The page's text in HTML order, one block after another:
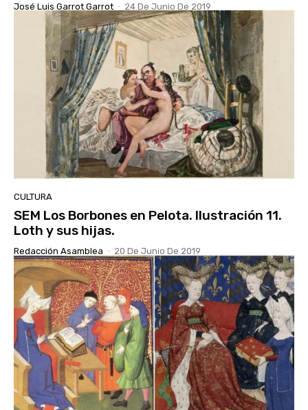
José Luis Garrot Garrot - 24 De Junio De 2019
CULTURA
SEM Los Borbones en Pelota. Ilustración 11.
Loth y sus hijas.
Redacción Asamblea - 20 De Junio De 2019